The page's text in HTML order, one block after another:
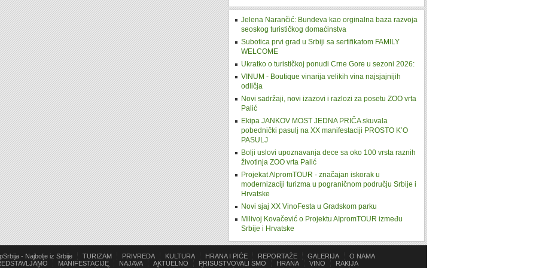
Jelena Narančić: Bundeva kao orginalna baza razvoja
seoskog turističkog domaćinstva
Subotica prvi grad u Srbiji sa sertifikatom FAMILY
WELCOME
Ukratko o turističkoj ponudi Crne Gore u sezoni 2026:
VINUM - Boutique vinarija velikih vina najsjajnijih
odličja
Novi sadržaji, novi izazovi i razlozi za posetu ZOO vrta
Palić
Ekipa JANKOV MOST JEDNA PRIČA skuvala
pobednički pasulj na XX manifestaciji PROSTO K’O
PASULJ
Bolji uslovi upoznavanja dece sa oko 100 vrsta raznih
životinja ZOO vrta Palić
Projekat AlpromTOUR - značajan iskorak u
modernizaciji turizma u pograničnom području Srbije i
Hrvatske
Novi sjaj XX VinoFesta u Gradskom parku
Milivoj Kovačević o Projektu AIpromTOUR između
Srbije i Hrvatske
- Najbolje iz Srbije TURIZAM PRIVREDA KULTURA HRANA I PIĆE REPORTAŽE GALERIJA
O NAMA
MANIFESTACIJE NAJAVA AKTUELNO PRISUSTVOVALI SMO HRANA VINO
RAKIJA